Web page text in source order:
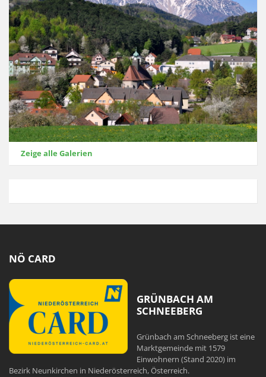
Zeige alle Galerien
NÖ CARD
GRÜNBACH AM
SCHNEEBERG
Grünbach am Schneeberg ist eine
Marktgemeinde mit 1579
Einwohnern (Stand 2020) im
Bezirk Neunkirchen in Niederösterreich, Österreich.